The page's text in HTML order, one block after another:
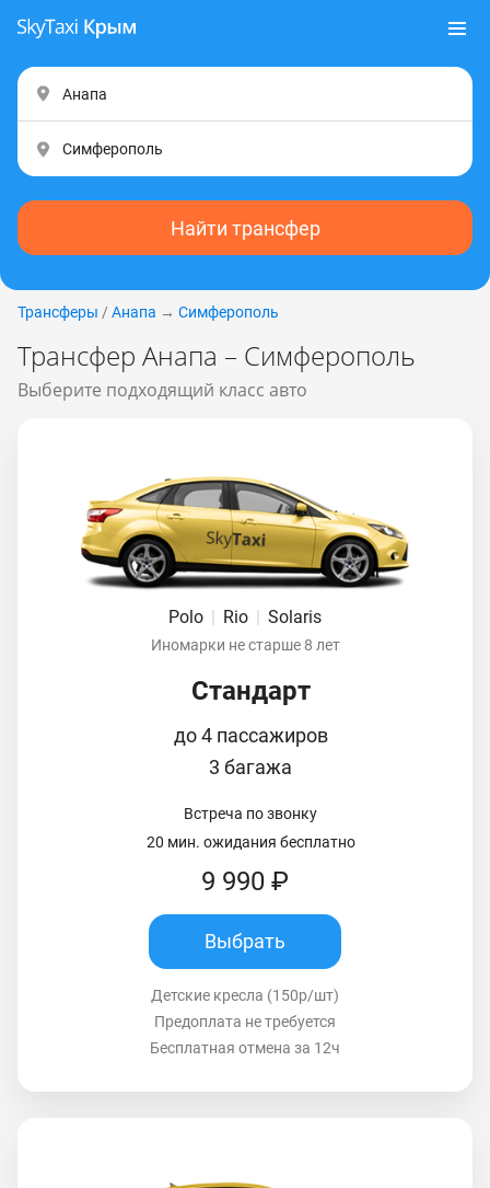
Найти трансфер
Трансферы / Анапа → Симферополь
Трансфер Анапа – Симферополь
Выберите подходящий класс авто
Polo | Rio | Solaris
Иномарки не старше 8 лет
Стандарт
до 4 пассажиров
3 багажа
Встреча по звонку
20 мин. ожидания бесплатно
9 990 ₽
Выбрать
Детские кресла (150р/шт)
Предоплата не требуется
Бесплатная отмена за 12ч